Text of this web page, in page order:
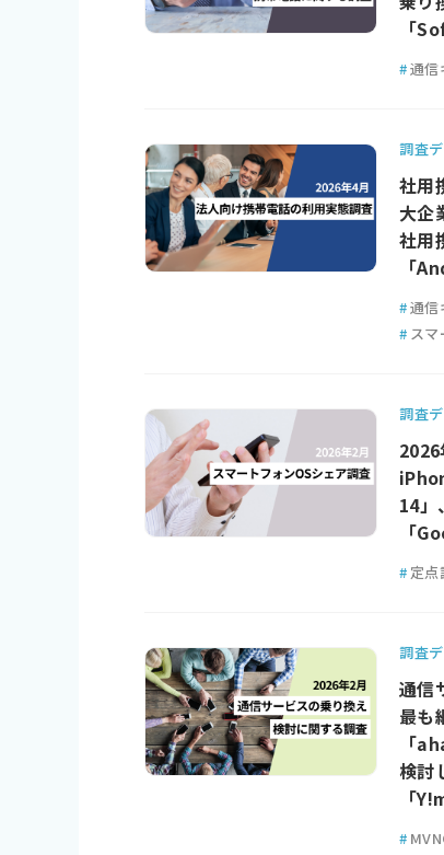
「
#通信
調査
社用
大企
社用
「
#通信
# スマ
調査
14」
「
# 定点
調査
通信
最も
「
検討
「
#